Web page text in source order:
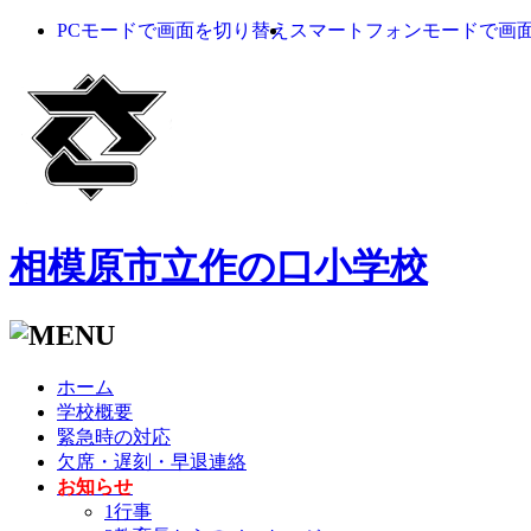
PCモードで画面を切り替え スマートフォンモードで画
相模原市立作の口小学校
ホーム
学校概要
緊急時の対応
欠席・遅刻・早退連絡
お知らせ
1行事